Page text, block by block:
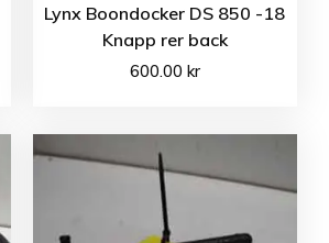
Lynx Boondocker DS 850 -18
Knapp rer back
600.00 kr